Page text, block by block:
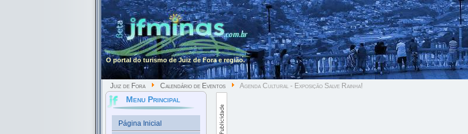
O portal do turismo de Juiz de Fora e região.
Juiz de Fora Calendário de Eventos Agenda Cultural - Exposição Salve Rainha!
Menu Principal
Página Inicial